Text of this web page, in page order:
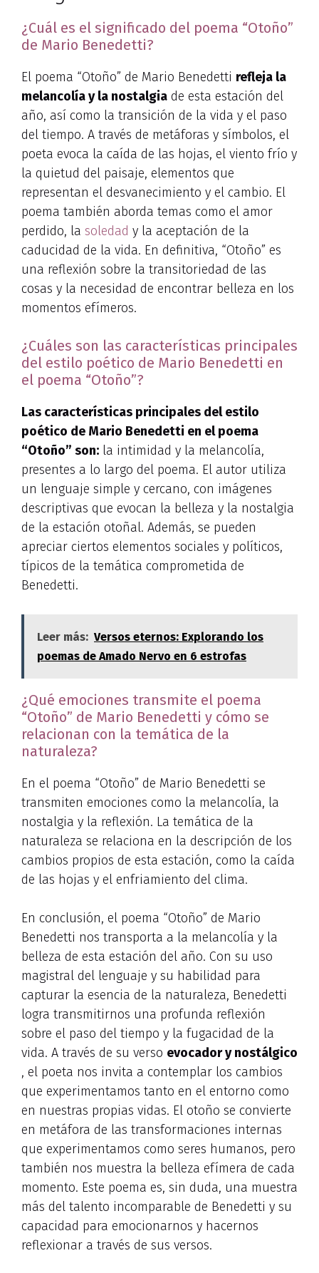
¿Cuál es el significado del poema “Otoño”
de Mario Benedetti?
El poema “Otoño” de Mario Benedetti refleja la
melancolía y la nostalgia de esta estación del
año, así como la transición de la vida y el paso
del tiempo. A través de metáforas y símbolos, el
poeta evoca la caída de las hojas, el viento frío y
la quietud del paisaje, elementos que
representan el desvanecimiento y el cambio. El
poema también aborda temas como el amor
perdido, la soledad y la aceptación de la
caducidad de la vida. En definitiva, “Otoño” es
una reflexión sobre la transitoriedad de las
cosas y la necesidad de encontrar belleza en los
momentos efímeros.
¿Cuáles son las características principales
del estilo poético de Mario Benedetti en
el poema “Otoño”?
Las características principales del estilo
poético de Mario Benedetti en el poema
“Otoño” son: la intimidad y la melancolía,
presentes a lo largo del poema. El autor utiliza
un lenguaje simple y cercano, con imágenes
descriptivas que evocan la belleza y la nostalgia
de la estación otoñal. Además, se pueden
apreciar ciertos elementos sociales y políticos,
típicos de la temática comprometida de
Benedetti.
Leer más: Versos eternos: Explorando los
poemas de Amado Nervo en 6 estrofas
¿Qué emociones transmite el poema
“Otoño” de Mario Benedetti y cómo se
relacionan con la temática de la
naturaleza?
En el poema “Otoño” de Mario Benedetti se
transmiten emociones como la melancolía, la
nostalgia y la reflexión. La temática de la
naturaleza se relaciona en la descripción de los
cambios propios de esta estación, como la caída
de las hojas y el enfriamiento del clima.
En conclusión, el poema “Otoño” de Mario
Benedetti nos transporta a la melancolía y la
belleza de esta estación del año. Con su uso
magistral del lenguaje y su habilidad para
capturar la esencia de la naturaleza, Benedetti
logra transmitirnos una profunda reflexión
sobre el paso del tiempo y la fugacidad de la
vida. A través de su verso evocador y nostálgico
, el poeta nos invita a contemplar los cambios
que experimentamos tanto en el entorno como
en nuestras propias vidas. El otoño se convierte
en metáfora de las transformaciones internas
que experimentamos como seres humanos, pero
también nos muestra la belleza efímera de cada
momento. Este poema es, sin duda, una muestra
más del talento incomparable de Benedetti y su
capacidad para emocionarnos y hacernos
reflexionar a través de sus versos.